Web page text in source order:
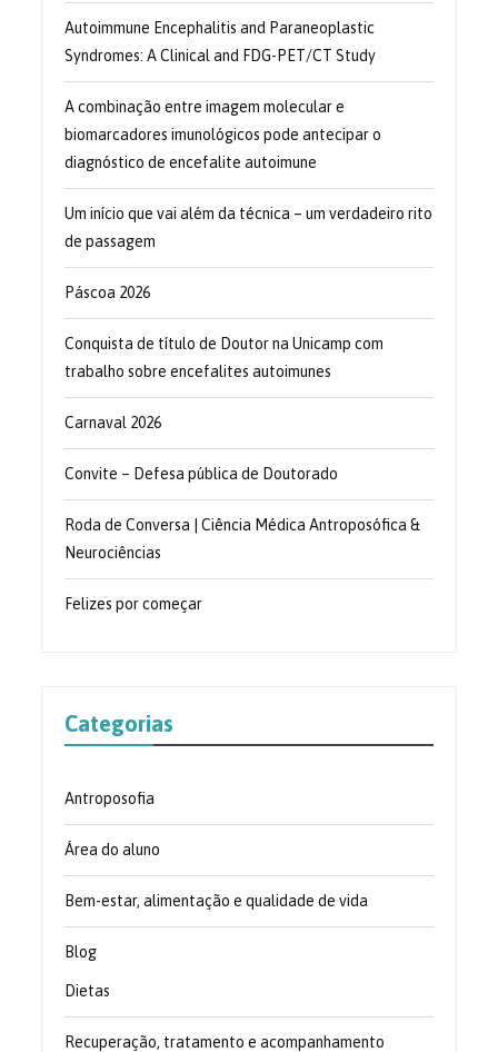
Autoimmune Encephalitis and Paraneoplastic
Syndromes: A Clinical and FDG-PET/CT Study
A combinação entre imagem molecular e
biomarcadores imunológicos pode antecipar o
diagnóstico de encefalite autoimune
Um início que vai além da técnica – um verdadeiro rito
de passagem
Páscoa 2026
Conquista de título de Doutor na Unicamp com
trabalho sobre encefalites autoimunes
Carnaval 2026
Convite – Defesa pública de Doutorado
Roda de Conversa | Ciência Médica Antroposófica &
Neurociências
Felizes por começar
Categorias
Antroposofia
Área do aluno
Bem-estar, alimentação e qualidade de vida
Blog
Dietas
Recuperação, tratamento e acompanhamento